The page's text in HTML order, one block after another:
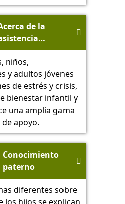
de la
- SMS

niños,
y adultos jóvenes
de estrés y crisis,
bienestar infantil y
una amplia gama
apoyo.
Conocimiento
paterno

diferentes sobre
los hijos se explican